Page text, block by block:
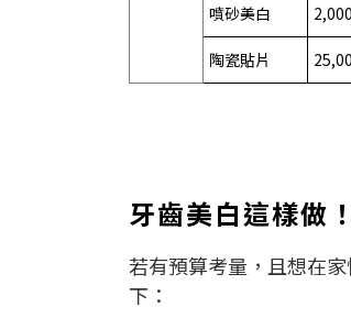
噴砂美白
陶瓷貼片
牙齒美白這樣做
若有預算考量，且想在
下：